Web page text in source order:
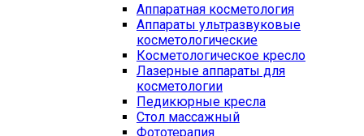
Аппаратная косметология
Аппараты ультразвуковые
косметологические
Косметологическое кресло
Лазерные аппараты для
косметологии
Педикюрные кресла
Стол массажный
Фототерапия